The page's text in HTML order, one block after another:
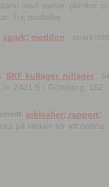
med stenar, plankor
Tre modeller.
spark; meddon ;
SKF kullager, rullager ;
2401 S.- Göteborg, 162
arkivalier; rapport;
på länken för att öppna